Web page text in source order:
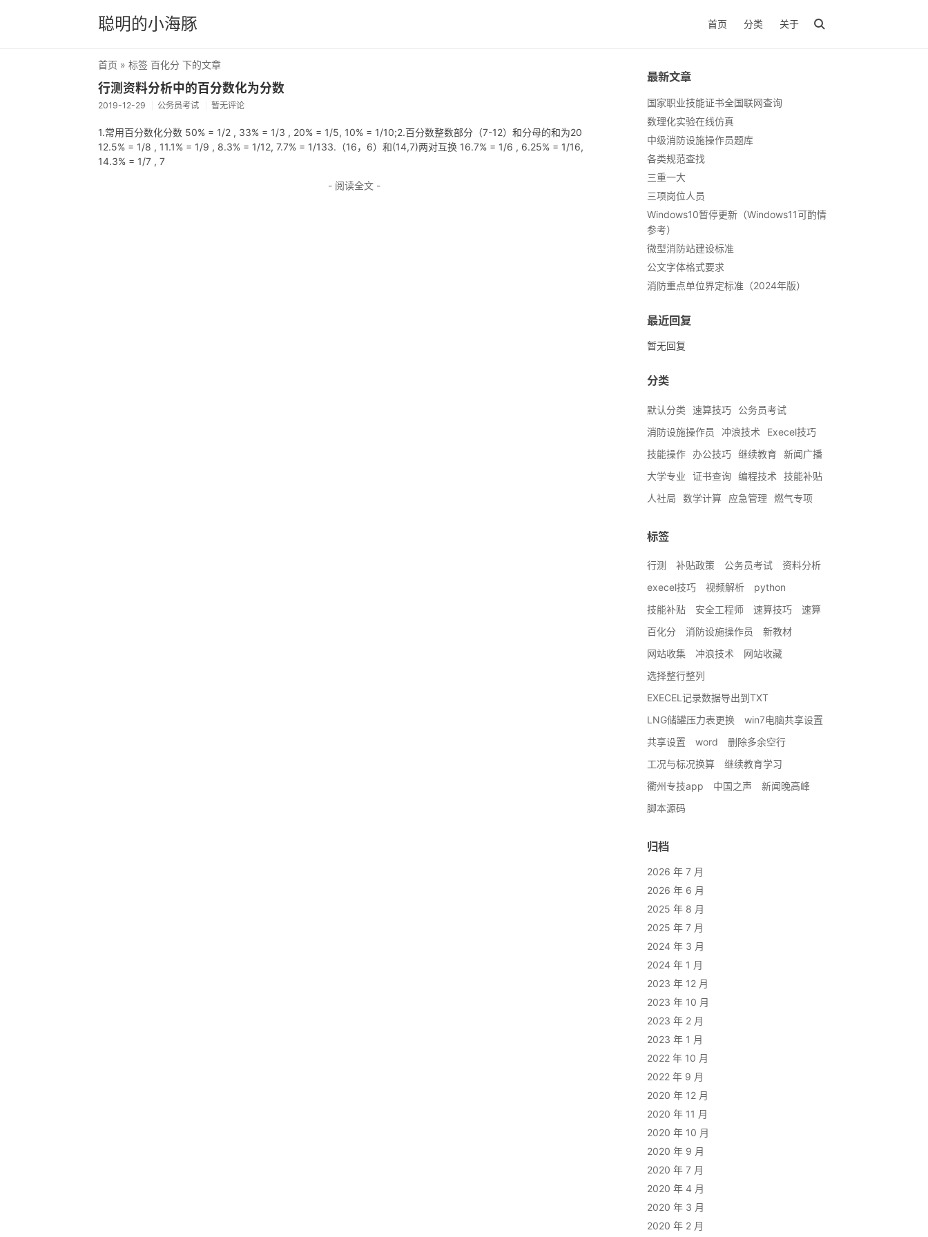
聪明的小海豚 首页 分类 关于
首页 » 标签 百化分 下的文章
行测资料分析中的百分数化为分数
2019-12-29 公务员考试 暂无评论
1.常用百分数化分数 50% = 1/2 , 33% = 1/3 , 20% = 1/5, 10% = 1/10;2.百分数整数部分（7-12）和分母的和为20
12.5% = 1/8 , 11.1% = 1/9 , 8.3% = 1/12, 7.7% = 1/133.（16，6）和(14,7)两对互换 16.7% = 1/6 , 6.25% = 1/16,
14.3% = 1/7 , 7
- 阅读全文 -
最新文章
国家职业技能证书全国联网查询
数理化实验在线仿真
中级消防设施操作员题库
各类规范查找
三重一大
三项岗位人员
Windows10暂停更新（Windows11可酌情
参考）
微型消防站建设标准
公文字体格式要求
消防重点单位界定标准（2024年版）
最近回复
暂无回复
分类
默认分类 速算技巧
公务员考试
消防设施操作员
冲浪技术
Execel技巧
技能操作 办公技巧 继续教育 新闻广播
大学专业
证书查询 编程技术
技能补贴
人社局
数学计算 应急管理 燃气专项
标签
行测 补贴政策 公务员考试
资料分析
execel技巧
视频解析
python
技能补贴
安全工程师 速算技巧
速算
百化分
消防设施操作员
新教材
网站收集
冲浪技术
网站收藏
选择整行整列
EXECEL记录数据导出到TXT
LNG储罐压力表更换
win7电脑共享设置
共享设置
word
删除多余空行
工况与标况换算
继续教育学习
衢州专技app
中国之声
新闻晚高峰
脚本源码
归档
2026 年 7 月
2026 年 6 月
2025 年 8 月
2025 年 7 月
2024 年 3 月
2024 年 1 月
2023 年 12 月
2023 年 10 月
2023 年 2 月
2023 年 1 月
2022 年 10 月
2022 年 9 月
2020 年 12 月
2020 年 11 月
2020 年 10 月
2020 年 9 月
2020 年 7 月
2020 年 4 月
2020 年 3 月
2020 年 2 月